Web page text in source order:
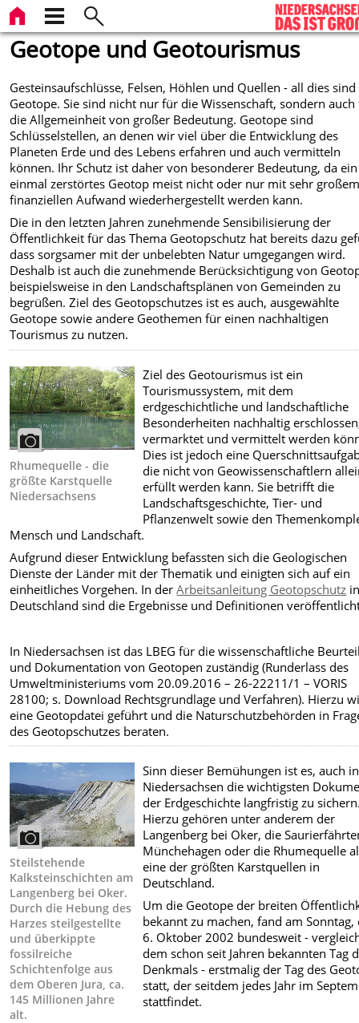
Geotope und Geotourismus
Gesteinsaufschlüsse, Felsen, Höhlen und Quellen - all dies sind
Geotope. Sie sind nicht nur für die Wissenschaft, sondern
die Allgemeinheit von großer Bedeutung. Geotope sind
Schlüsselstellen, an denen wir viel über die Entwicklung des
Planeten Erde und des Lebens erfahren und auch vermitteln
können. Ihr Schutz ist daher von besonderer Bedeutung, da ein
einmal zerstörtes Geotop meist nicht oder nur mit sehr
finanziellen Aufwand wiederhergestellt werden kann.
Die in den letzten Jahren zunehmende Sensibilisierung der
Öffentlichkeit für das Thema Geotopschutz hat bereits dazu
dass sorgsamer mit der unbelebten Natur umgegangen wird.
Deshalb ist auch die zunehmende Berücksichtigung von
beispielsweise in den Landschaftsplänen von Gemeinden zu
begrüßen. Ziel des Geotopschutzes ist es auch, ausgewählte
Geotope sowie andere Geothemen für einen nachhaltigen
Tourismus zu nutzen.
Rhumequelle - die
größte Karstquelle
Niedersachsens
Ziel des Geotourismus ist ein
Tourismussystem, mit dem
erdgeschichtliche und landschaftliche
Besonderheiten nachhaltig
vermarktet und vermittelt werden
Dies ist jedoch eine
die nicht von Geowissenschaftlern
erfüllt werden kann. Sie betrifft die
Landschaftsgeschichte, Tier- und
Pflanzenwelt sowie den
Mensch und Landschaft.
Aufgrund dieser Entwicklung befassten sich die Geologischen
Dienste der Länder mit der Thematik und einigten sich auf ein
einheitliches Vorgehen. In derArbeitsanleitung Geotopschutz
Deutschland sind die Ergebnisse und Definitionen
In Niedersachsen ist das LBEG für die wissenschaftliche
und Dokumentation von Geotopen zuständig (Runderlass des
Umweltministeriums vom 20.09.2016 – 26-22211/1 – VORIS
28100; s. Download Rechtsgrundlage und Verfahren). Hierzu
eine Geotopdatei geführt und die Naturschutzbehörden in
des Geotopschutzes beraten.
Steilstehende
Kalksteinschichten am
Langenberg bei Oker.
Durch die Hebung des
Harzes steilgestellte
und überkippte
fossilreiche
Schichtenfolge aus
dem Oberen Jura, ca.
145 Millionen Jahre
alt.
Sinn dieser Bemühungen ist es, auch in
Niedersachsen die wichtigsten
der Erdgeschichte langfristig zu
Hierzu gehören unter anderem der
Langenberg bei Oker, die
Münchehagen oder die Rhumequelle
eine der größten Karstquellen in
Deutschland.
Um die Geotope der breiten
bekannt zu machen, fand am Sonntag,
6. Oktober 2002 bundesweit -
dem schon seit Jahren bekannten Tag
Denkmals - erstmalig der Tag des
statt, der seitdem jedes Jahr im
stattfindet.